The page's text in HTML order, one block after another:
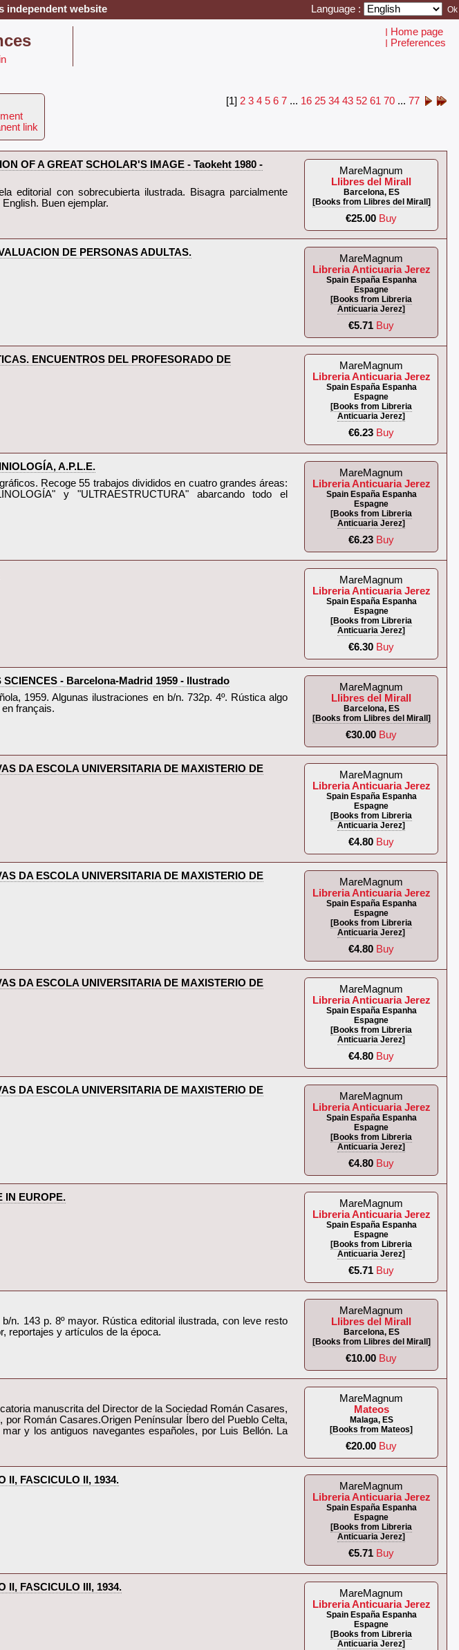
independent website Language :
Home page
Preferences
link
[1] 2 3 4 5 6 7 ... 16 25 34 43 52 61 70 ... 77
OF A GREAT SCHOLAR'S IMAGE - Taokeht 1980 -
editorial con sobrecubierta ilustrada. Bisagra parcialmente
Buen ejemplar.‎
MareMagnum
Llibres del Mirall
Barcelona, ES
[Books from Llibres del Mirall]
€25.00 Buy
DE PERSONAS ADULTAS.‎
MareMagnum
Libreria Anticuaria Jerez
Spain España Espanha
Espagne
[Books from Libreria
Anticuaria Jerez]
€5.71 Buy
ENCUENTROS DEL PROFESORADO DE
MareMagnum
Libreria Anticuaria Jerez
Spain España Espanha
Espagne
[Books from Libreria
Anticuaria Jerez]
€6.23 Buy
A.P.L.E.‎
Recoge 55 trabajos divididos en cuatro grandes áreas:
y "ULTRAESTRUCTURA" abarcando todo el
MareMagnum
Libreria Anticuaria Jerez
Spain España Espanha
Espagne
[Books from Libreria
Anticuaria Jerez]
€6.23 Buy
MareMagnum
Libreria Anticuaria Jerez
Spain España Espanha
Espagne
[Books from Libreria
Anticuaria Jerez]
€6.30 Buy
- Barcelona-Madrid 1959 - Ilustrado‎
1959. Algunas ilustraciones en b/n. 732p. 4º. Rústica algo
français.‎
MareMagnum
Llibres del Mirall
Barcelona, ES
[Books from Llibres del Mirall]
€30.00 Buy
DA ESCOLA UNIVERSITARIA DE MAXISTERIO DE
MareMagnum
Libreria Anticuaria Jerez
Spain España Espanha
Espagne
[Books from Libreria
Anticuaria Jerez]
€4.80 Buy
DA ESCOLA UNIVERSITARIA DE MAXISTERIO DE
MareMagnum
Libreria Anticuaria Jerez
Spain España Espanha
Espagne
[Books from Libreria
Anticuaria Jerez]
€4.80 Buy
DA ESCOLA UNIVERSITARIA DE MAXISTERIO DE
MareMagnum
Libreria Anticuaria Jerez
Spain España Espanha
Espagne
[Books from Libreria
Anticuaria Jerez]
€4.80 Buy
DA ESCOLA UNIVERSITARIA DE MAXISTERIO DE
MareMagnum
Libreria Anticuaria Jerez
Spain España Espanha
Espagne
[Books from Libreria
Anticuaria Jerez]
€4.80 Buy
IN EUROPE.‎
MareMagnum
Libreria Anticuaria Jerez
Spain España Espanha
Espagne
[Books from Libreria
Anticuaria Jerez]
€5.71 Buy
n. 143 p. 8º mayor. Rústica editorial ilustrada, con leve resto
reportajes y artículos de la época.‎
MareMagnum
Llibres del Mirall
Barcelona, ES
[Books from Llibres del Mirall]
€10.00 Buy
manuscrita del Director de la Sociedad Román Casares,
Román Casares.Origen Penínsular Íbero del Pueblo Celta,
y los antiguos navegantes españoles, por Luis Bellón. La
MareMagnum
Mateos
Malaga, ES
[Books from Mateos]
€20.00 Buy
II, FASCICULO II, 1934.‎
MareMagnum
Libreria Anticuaria Jerez
Spain España Espanha
Espagne
[Books from Libreria
Anticuaria Jerez]
€5.71 Buy
II, FASCICULO III, 1934.‎
MareMagnum
Libreria Anticuaria Jerez
Spain España Espanha
Espagne
[Books from Libreria
Anticuaria Jerez]